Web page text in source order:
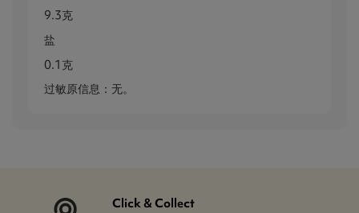
9.3克
盐
0.1克
过敏原信息：无。
Click & Collect